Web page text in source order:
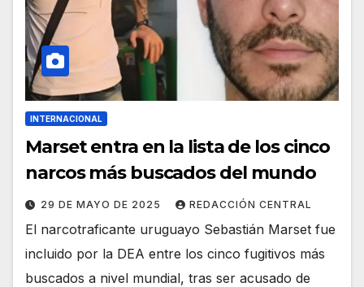
INTERNACIONAL
Marset entra en la lista de los cinco
narcos más buscados del mundo
29 DE MAYO DE 2025 REDACCIÓN CENTRAL
El narcotraficante uruguayo Sebastián Marset fue
incluido por la DEA entre los cinco fugitivos más
buscados a nivel mundial, tras ser acusado de